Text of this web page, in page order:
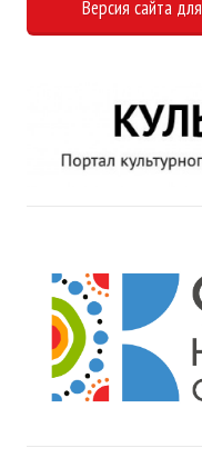
Версия сайта